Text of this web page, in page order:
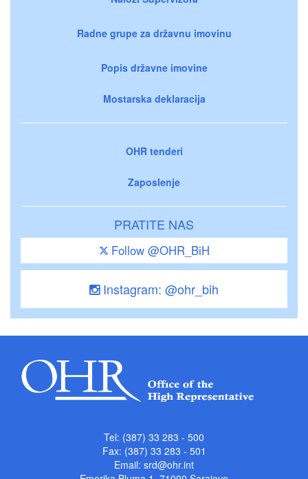
Radne grupe za državnu imovinu
Popis državne imovine
Mostarska deklaracija
OHR tenderi
Zaposlenje
PRATITE NAS
Follow @OHR_BiH
Instagram: @ohr_bih
Tel: (387) 33 283 - 500
Fax: (387) 33 283 - 501
Email: srd@ohr.int